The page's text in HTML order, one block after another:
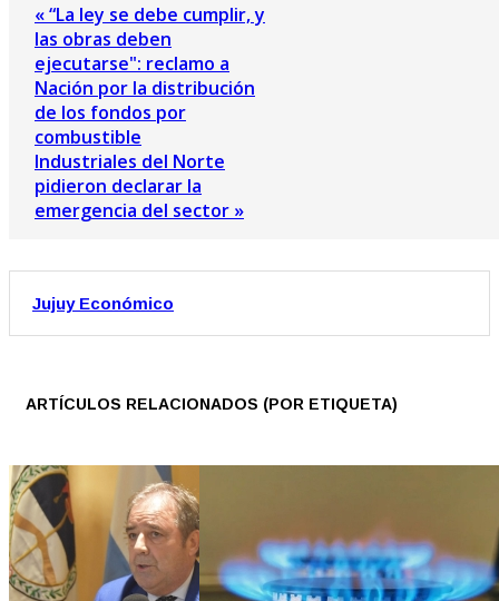
« “La ley se debe cumplir, y
las obras deben
ejecutarse": reclamo a
Nación por la distribución
de los fondos por
combustible
Industriales del Norte
pidieron declarar la
emergencia del sector »
Jujuy Económico
ARTÍCULOS RELACIONADOS (POR ETIQUETA)